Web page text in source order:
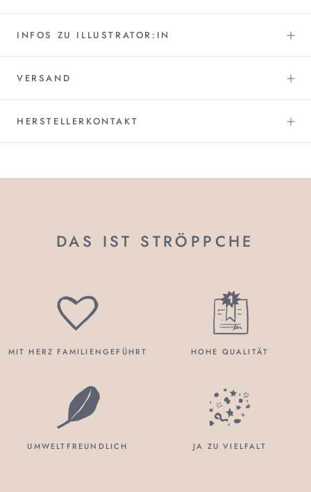
INFOS ZU ILLUSTRATOR:IN
VERSAND
HERSTELLERKONTAKT
DAS IST STRÖPPCHE
MIT HERZ FAMILIENGEFÜHRT HOHE QUALITÄT
UMWELTFREUNDLICH JA ZU VIELFALT